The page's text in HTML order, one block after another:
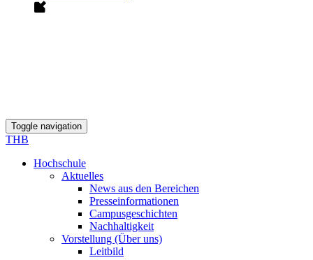
Toggle navigation
THB
Hochschule
Aktuelles
News aus den Bereichen
Presseinformationen
Campusgeschichten
Nachhaltigkeit
Vorstellung (Über uns)
Leitbild